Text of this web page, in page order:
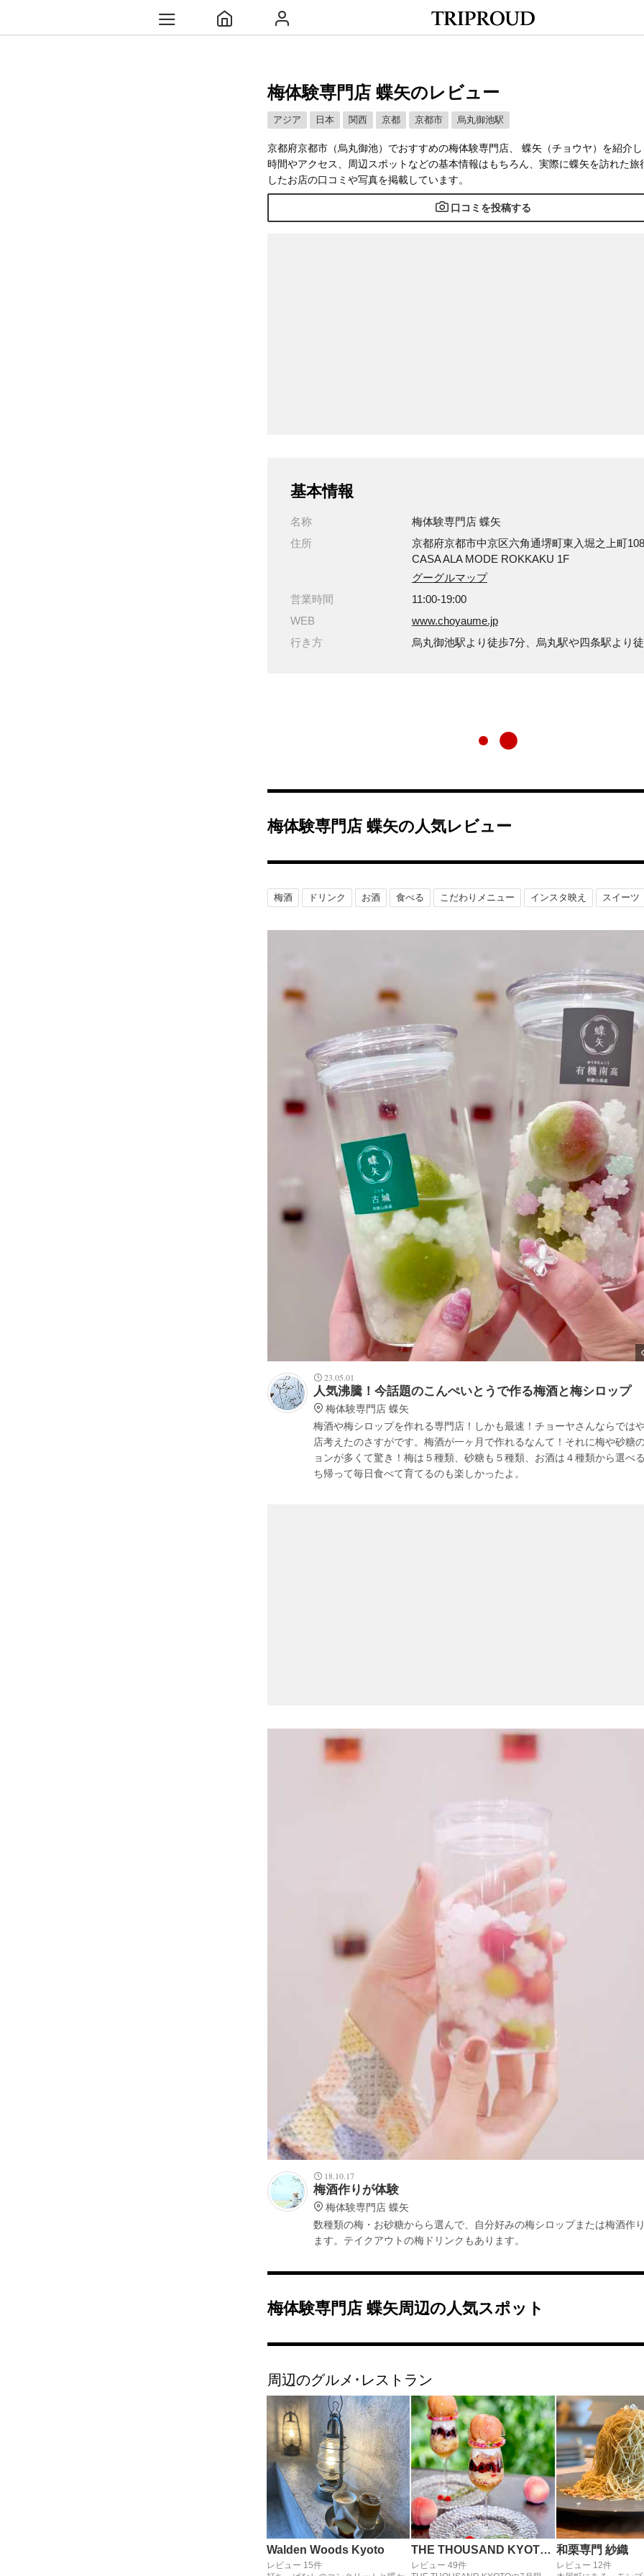
梅体験専門店 蝶矢のレビュー
アジア 日本 関西 京都 京都市 烏丸御池駅
京都府京都市（烏丸御池）でおすすめの梅体験専門店、 蝶矢（チョウヤ）を紹介
時間やアクセス、周辺スポットなどの基本情報はもちろん、実際に蝶矢を訪れた旅
したお店の口コミや写真を掲載しています。
口コミを投稿する
基本情報
名称
梅体験専門店 蝶矢
住所
京都府京都市中京区六角通堺町東入堀之上町108
CASA ALA MODE ROKKAKU 1F
グーグルマップ
営業時間
11:00-19:00
WEB
www.choyaume.jp
行き方
烏丸御池駅より徒歩7分、烏丸駅や四条駅より
梅体験専門店 蝶矢の人気レビュー
梅酒 ドリンク お酒 食べる こだわりメニュー インスタ映え スイーツ
23.05.01
人気沸騰！今話題のこんぺいとうで作る梅酒と梅シロップ
梅体験専門店 蝶矢
梅酒や梅シロップを作れる専門店！しかも最速！チョーヤさんならでは
店考えたのさすがです。梅酒が一ヶ月で作れるなんて！それに梅や砂糖
ョンが多くて驚き！梅は５種類、砂糖も５種類、お酒は４種類から選べ
ち帰って毎日食べて育てるのも楽しかったよ。
18.10.17
梅酒作りが体験
梅体験専門店 蝶矢
数種類の梅・お砂糖からら選んで、自分好みの梅シロップまたは梅酒作
ます。テイクアウトの梅ドリンクもあります。
梅体験専門店 蝶矢周辺の人気スポット
周辺のグルメ･レストラン
Walden Woods Kyoto
レビュー 15件
THE THOUSAND KYOTO TEA AND BAR
レビュー 49件
和栗専門 紗織
レビュー 12件